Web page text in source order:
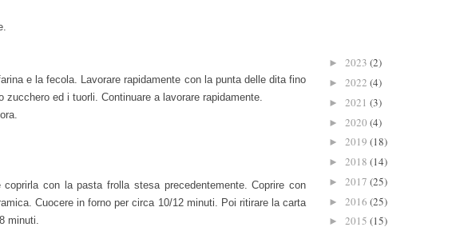
e la fecola. Lavorare rapidamente con la punta delle dita fino
ed i tuorli. Continuare a lavorare rapidamente.
con la pasta frolla stesa precedentemente. Coprire con
Cuocere in forno per circa 10/12 minuti. Poi ritirare la carta
minuti.
► 2023 (2)
► 2022 (4)
► 2021 (3)
► 2020 (4)
► 2019 (18)
► 2018 (14)
► 2017 (25)
► 2016 (25)
► 2015 (15)